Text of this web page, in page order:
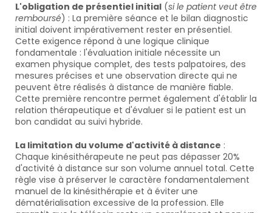
L'obligation de présentiel initial (si le patient veut être
remboursé) : La première séance et le bilan diagnostic
initial doivent impérativement rester en présentiel.
Cette exigence répond à une logique clinique
fondamentale : l'évaluation initiale nécessite un
examen physique complet, des tests palpatoires, des
mesures précises et une observation directe qui ne
peuvent être réalisés à distance de manière fiable.
Cette première rencontre permet également d'établir la
relation thérapeutique et d'évaluer si le patient est un
bon candidat au suivi hybride.
La limitation du volume d'activité à distance :
Chaque kinésithérapeute ne peut pas dépasser 20%
d'activité à distance sur son volume annuel total. Cette
règle vise à préserver le caractère fondamentalement
manuel de la kinésithérapie et à éviter une
dématérialisation excessive de la profession. Elle